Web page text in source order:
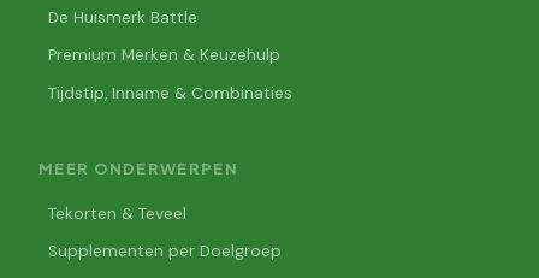
De Huismerk Battle
Premium Merken & Keuzehulp
Tijdstip, Inname & Combinaties
MEER ONDERWERPEN
Tekorten & Teveel
Supplementen per Doelgroep